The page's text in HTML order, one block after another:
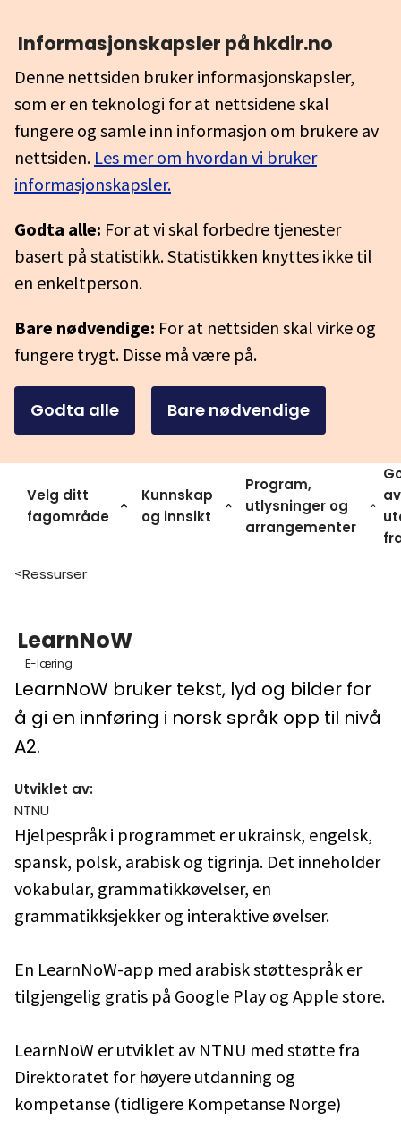
Informasjonskapsler på hkdir.no
Denne nettsiden bruker informasjonskapsler,
som er en teknologi for at nettsidene skal
fungere og samle inn informasjon om brukere av
nettsiden. Les mer om hvordan vi bruker
informasjonskapsler.
Godta alle: For at vi skal forbedre tjenester
basert på statistikk. Statistikken knyttes ikke til
en enkeltperson.
Bare nødvendige: For at nettsiden skal virke og
fungere trygt. Disse må være på.
Godta alle Bare nødvendige
Velg ditt
fagområde
Kunnskap
og innsikt
Program,
utlysninger og
arrangementer
av
>Ressurser
LearnNoW
E-læring
LearnNoW bruker tekst, lyd og bilder for
å gi en innføring i norsk språk opp til nivå
A2.
Utviklet av:
NTNU
Hjelpespråk i programmet er ukrainsk, engelsk,
spansk, polsk, arabisk og tigrinja. Det inneholder
vokabular, grammatikkøvelser, en
grammatikksjekker og interaktive øvelser.
En LearnNoW-app med arabisk støttespråk er
tilgjengelig gratis på Google Play og Apple store.
LearnNoW er utviklet av NTNU med støtte fra
Direktoratet for høyere utdanning og
kompetanse (tidligere Kompetanse Norge)